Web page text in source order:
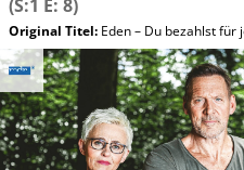
(S:1 E: 8)
Original Titel: Eden – Du bezahlst für